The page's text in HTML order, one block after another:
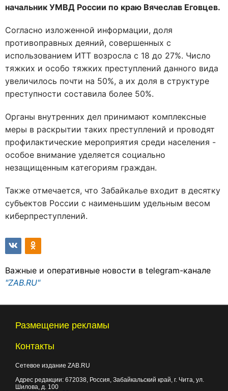
начальник УМВД России по краю Вячеслав Еговцев.
Согласно изложенной информации, доля
противоправных деяний, совершенных с
использованием ИТТ возросла с 18 до 27%. Число
тяжких и особо тяжких преступлений данного вида
увеличилось почти на 50%, а их доля в структуре
преступности составила более 50%.
Органы внутренних дел принимают комплексные
меры в раскрытии таких преступлений и проводят
профилактические мероприятия среди населения -
особое внимание уделяется социально
незащищенным категориям граждан.
Также отмечается, что Забайкалье входит в десятку
субъектов России с наименьшим удельным весом
киберпреступлений.
Важные и оперативные новости в telegram-канале
"ZAB.RU"
Размещение рекламы
Контакты
Сетевое издание ZAB.RU
Адрес редакции: 672038 , Россия, Забайкальский край, г. Чита ул.
Шилова, д. 100